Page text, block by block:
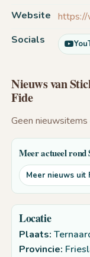
Website
https://
Socials
Nieuws van
Fide
Geen
Meer actueel rond
Meer nieuws uit
Locatie
Plaats:
Provincie: